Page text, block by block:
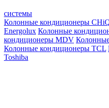
системы
Колонные кондиционеры
Energolux Колонные
кондиционеры MDV
Колонные кондиционеры TCL
Toshiba